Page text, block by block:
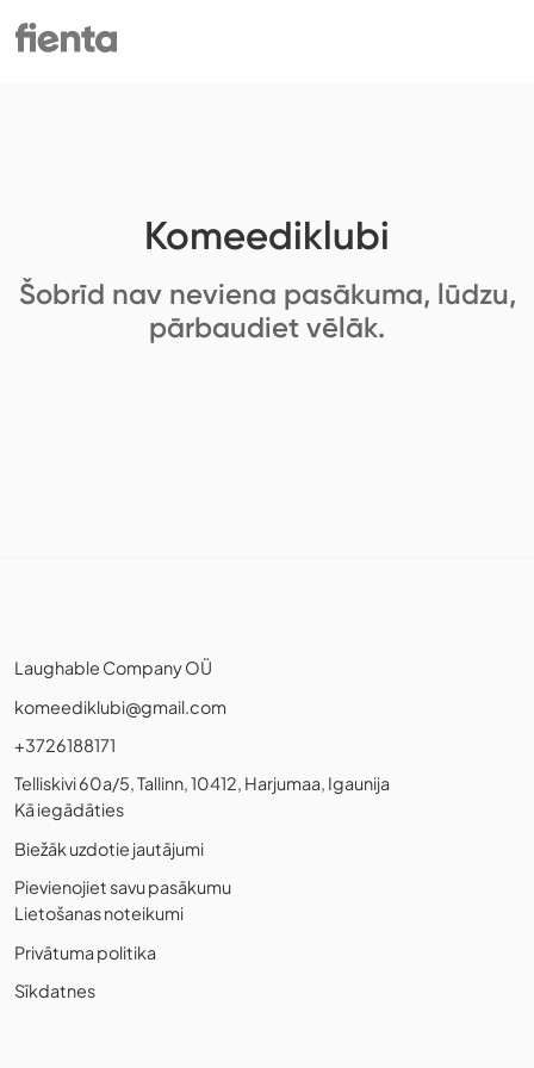
Komeediklubi
Šobrīd nav neviena pasākuma, lūdzu,
pārbaudiet vēlāk.
Laughable Company OÜ
komeediklubi@gmail.com
+3726188171
Telliskivi 60a/5, Tallinn, 10412, Harjumaa, Igaunija
Kā iegādāties
Biežāk uzdotie jautājumi
Pievienojiet savu pasākumu
Lietošanas noteikumi
Privātuma politika
Sīkdatnes